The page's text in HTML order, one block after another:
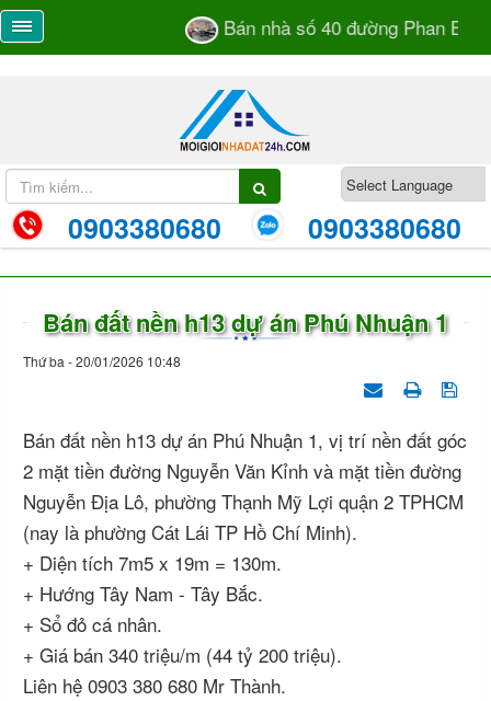
Bán nhà số 40 đường Phan Bá
0903380680 0903380680
Bán đất nền h13 dự án Phú Nhuận 1
Thứ ba - 20/01/2026 10:48
Bán đất nền h13 dự án Phú Nhuận 1, vị trí nền đất góc
2 mặt tiền đường Nguyễn Văn Kỉnh và mặt tiền đường
Nguyễn Địa Lô, phường Thạnh Mỹ Lợi quận 2 TPHCM
(nay là phường Cát Lái TP Hồ Chí Minh).
+ Diện tích 7m5 x 19m = 130m.
+ Hướng Tây Nam - Tây Bắc.
+ Sổ đỏ cá nhân.
+ Giá bán 340 triệu/m (44 tỷ 200 triệu).
Liên hệ 0903 380 680 Mr Thành.